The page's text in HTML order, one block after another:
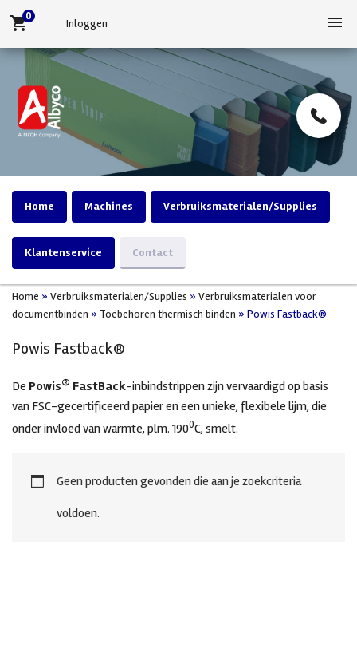
shopping_cart0
Inloggen menu
Home Machines Verbruiksmaterialen/Supplies
Klantenservice Contact
Home » Verbruiksmaterialen/Supplies » Verbruiksmaterialen voor
documentbinden » Toebehoren thermisch binden » Powis Fastback®
Powis Fastback®
De Powis® FastBack-inbindstrippen zijn vervaardigd op basis
van FSC-gecertificeerd papier en een unieke, flexibele lijm, die
onder invloed van warmte, plm. 1900C, smelt.
Geen producten gevonden die aan je zoekcriteria
voldoen.